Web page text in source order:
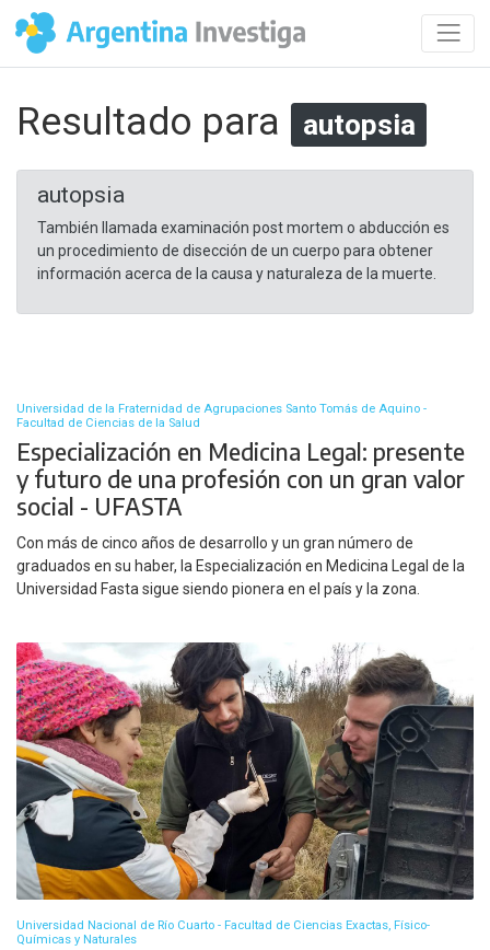
Resultado para autopsia
autopsia
También llamada examinación post mortem o abducción es
un procedimiento de disección de un cuerpo para obtener
información acerca de la causa y naturaleza de la muerte.
Universidad de la Fraternidad de Agrupaciones Santo Tomás de Aquino -
Facultad de Ciencias de la Salud
Especialización en Medicina Legal: presente
y futuro de una profesión con un gran valor
social - UFASTA
Con más de cinco años de desarrollo y un gran número de
graduados en su haber, la Especialización en Medicina Legal de la
Universidad Fasta sigue siendo pionera en el país y la zona.
Universidad Nacional de Río Cuarto - Facultad de Ciencias Exactas, Físico-
Químicas y Naturales